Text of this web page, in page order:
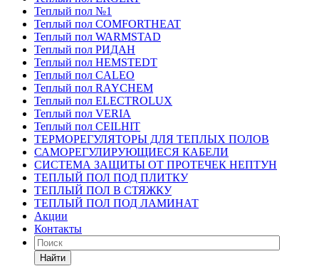
Теплый пол №1
Теплый пол COMFORTHEAT
Теплый пол WARMSTAD
Теплый пол РИДАН
Теплый пол HEMSTEDT
Теплый пол CALEO
Теплый пол RAYCHEM
Теплый пол ELECTROLUX
Теплый пол VERIA
Теплый пол CEILHIT
ТЕРМОРЕГУЛЯТОРЫ ДЛЯ ТЕПЛЫХ ПОЛОВ
САМОРЕГУЛИРУЮЩИЕСЯ КАБЕЛИ
СИСТЕМА ЗАЩИТЫ ОТ ПРОТЕЧЕК НЕПТУН
ТЕПЛЫЙ ПОЛ ПОД ПЛИТКУ
ТЕПЛЫЙ ПОЛ В СТЯЖКУ
ТЕПЛЫЙ ПОЛ ПОД ЛАМИНАТ
Акции
Контакты
Найти